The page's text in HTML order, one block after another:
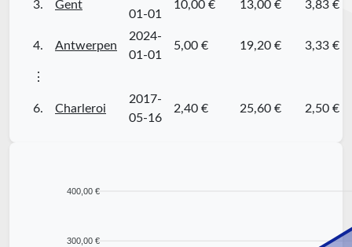
3. Gent
01-01
10,00 € 13,00 € 3,83 €
4. Antwerpen
2024-
01-01
5,00 € 19,20 € 3,33 €
⋮
6. Charleroi
2017-
05-16
2,40 € 25,60 € 2,50 €
400,00 €
300,00 €